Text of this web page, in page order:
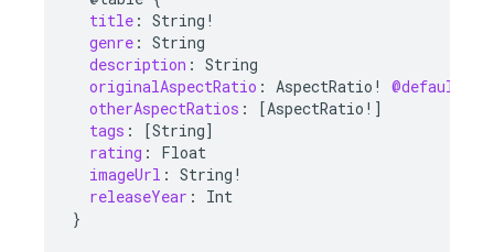
title : String !
genre : String
description : String
originalAspectRatio : AspectRatio ! @default
otherAspectRatios : [AspectRatio !]
tags : [String]
rating :
Float
imageUrl : String !
releaseYear :
Int
}